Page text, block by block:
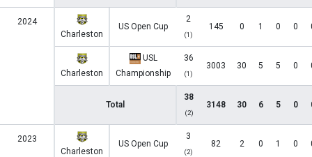
2024
Charleston
US Open Cup
2
(1)
145 0 1 0 0
Charleston
USL
Championship
36
(1)
3003 30 5 5 0
Total
38
(2)
3148 30 6 5 0
2023
Charleston
US Open Cup
3
(2)
82 2 0 1 0